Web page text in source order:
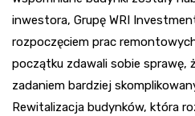
inwestora, Grupę WRI
rozpoczęciem prac
początku zdawali sobie
zadaniem bardziej
Rewitalizacja budynków, która